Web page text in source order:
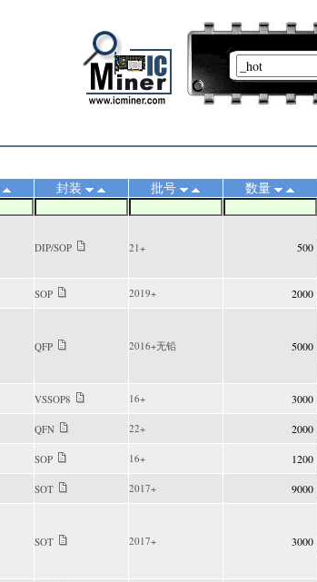
封装 批号 数量
DIP/SOP 21+ 500
SOP 2019+ 2000
QFP 2016+无铅 5000
VSSOP8 16+ 3000
QFN 22+ 2000
SOP 16+ 1200
SOT 2017+ 9000
SOT 2017+ 3000